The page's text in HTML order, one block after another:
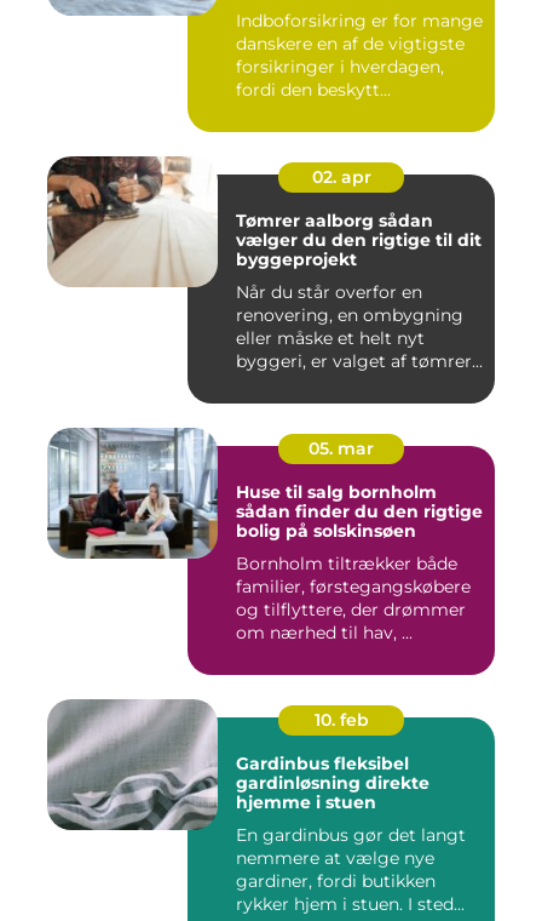
Indboforsikring er for mange
danskere en af de vigtigste
forsikringer i hverdagen,
fordi den beskytt...
02. apr
Tømrer aalborg sådan
vælger du den rigtige til dit
byggeprojekt
Når du står overfor en
renovering, en ombygning
eller måske et helt nyt
byggeri, er valget af tømrer...
05. mar
Huse til salg bornholm
sådan finder du den rigtige
bolig på solskinsøen
Bornholm tiltrækker både
familier, førstegangskøbere
og tilflyttere, der drømmer
om nærhed til hav, ...
10. feb
Gardinbus fleksibel
gardinløsning direkte
hjemme i stuen
En gardinbus gør det langt
nemmere at vælge nye
gardiner, fordi butikken
rykker hjem i stuen. I sted...